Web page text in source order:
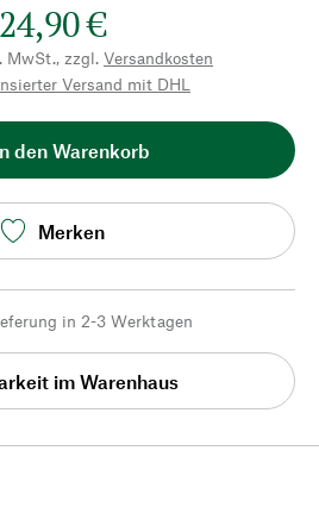
24,90 €
MwSt., zzgl. Versandkosten
Versand mit DHL
den Warenkorb
Merken
in 2-3 Werktagen
im Warenhaus